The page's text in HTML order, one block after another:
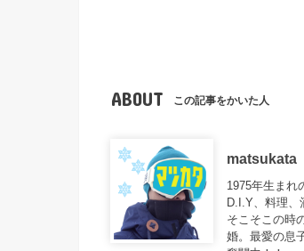
ABOUT この記事をかいた人
matsukata
1975年生まれ
D.I.Y、料理、
そこそこの時
婚。最愛の息